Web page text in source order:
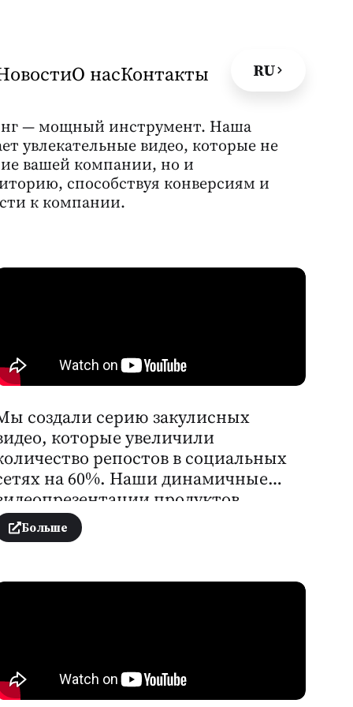
О насКонтакты RU
— мощный инструмент. Наша
увлекательные видео, которые не
вашей компании, но и
способствуя конверсиям и
к компании.
создали серию закулисных
которые увеличили
репостов в социальных
на 60%. Наши динамичные
продуктов
росту онлайн-
на 30%.
Больше